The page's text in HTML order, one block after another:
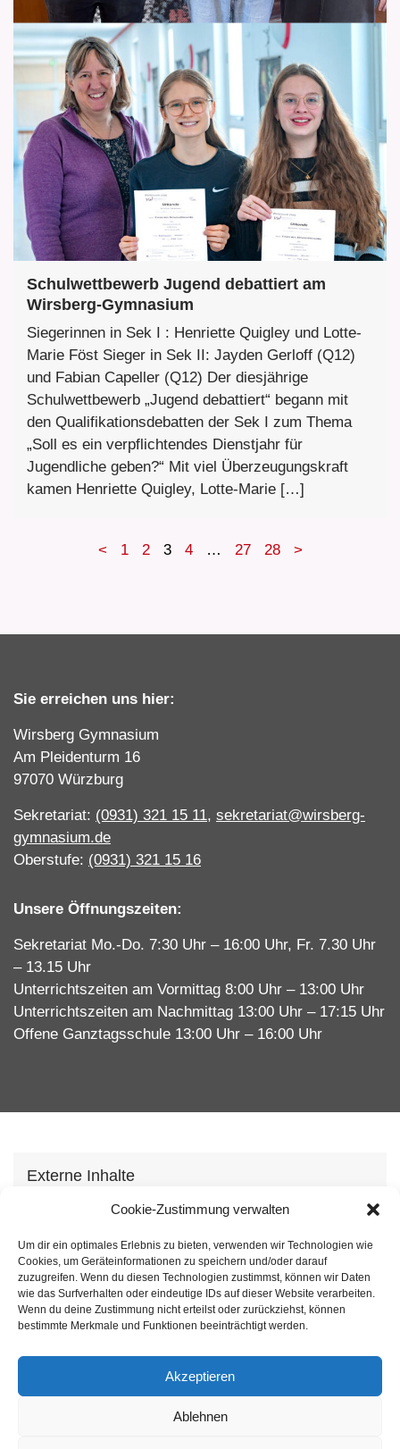
Cookie-Zustimmung verwalten
Um dir ein optimales Erlebnis zu bieten, verwenden wir Technologien wie
Cookies, um Geräteinformationen zu speichern und/oder darauf
zuzugreifen. Wenn du diesen Technologien zustimmst, können wir Daten
wie das Surfverhalten oder eindeutige IDs auf dieser Website verarbeiten.
Wenn du deine Zustimmung nicht erteilst oder zurückziehst, können
bestimmte Merkmale und Funktionen beeinträchtigt werden.
Akzeptieren
Ablehnen
Schulwettbewerb Jugend debattiert am
Wirsberg-Gymnasium
Siegerinnen in Sek I : Henriette Quigley und Lotte-
Marie Föst Sieger in Sek II: Jayden Gerloff (Q12)
und Fabian Capeller (Q12) Der diesjährige
Schulwettbewerb „Jugend debattiert“ begann mit
den Qualifikationsdebatten der Sek I zum Thema
„Soll es ein verpflichtendes Dienstjahr für
Jugendliche geben?“ Mit viel Überzeugungskraft
kamen Henriette Quigley, Lotte-Marie […]
< 1 2 3 4 … 27 28 >
Sie erreichen uns hier:
Wirsberg Gymnasium
Am Pleidenturm 16
97070 Würzburg
Sekretariat: (0931) 321 15 11, sekretariat@wirsberg-
gymnasium.de
Oberstufe: (0931) 321 15 16
Unsere Öffnungszeiten:
Sekretariat Mo.-Do. 7:30 Uhr – 16:00 Uhr, Fr. 7.30 Uhr
– 13.15 Uhr
Unterrichtszeiten am Vormittag 8:00 Uhr – 13:00 Uhr
Unterrichtszeiten am Nachmittag 13:00 Uhr – 17:15 Uhr
Offene Ganztagsschule 13:00 Uhr – 16:00 Uhr
Externe Inhalte
Wir verwenden auf unserer Webseite externe
anzubieten. Mit dem laden der Inhalte stimmen Sie
unsererDatenschutzvereinbarungzu.
Inhalt laden